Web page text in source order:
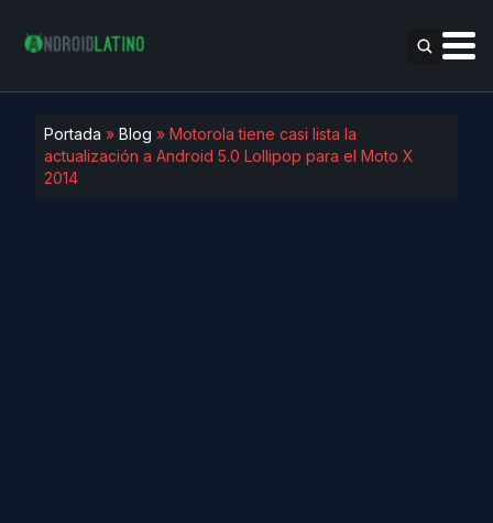
Portada » Blog » Motorola tiene casi lista la
actualización a Android 5.0 Lollipop para el Moto X
2014